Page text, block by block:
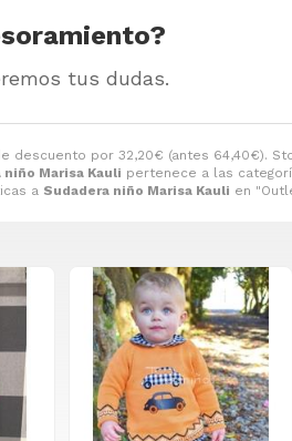
descuento por 32,20€ (antes 64,40€).
niño Marisa Kauli pertenece a las
a Sudadera niño Marisa Kauli en
tus dudas.